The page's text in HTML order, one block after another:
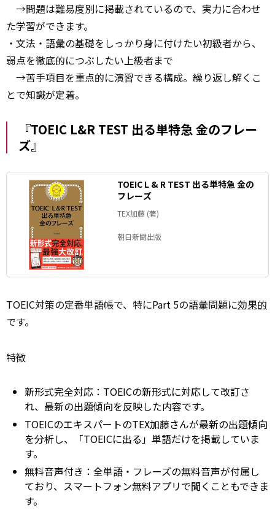
→問題は難易度別に掲載されているので、実力に合わせ
た学習ができます。
・文法・語彙の基礎をしっかり身に付けたい初級者から、
弱点を徹底的につぶしたい上級者まで
→苦手項目を重点的に演習できる構成。繰り返し解くこ
とで知識が定着。
『TOEIC L&R TEST 出る単特急 金のフレー
ズ』
TOEIC L & R TEST 出る単特急 金の
フレーズ
TEX加藤 (著)
朝日新聞出版
TOEIC対策の定番単語帳で、特にPart 5の語彙問題に効果的
です。
特徴
新形式完全対応：TOEICの新形式に対応して改訂さ
れ、最新の出題傾向を反映した内容です。
TOEICのエキスパートのTEX加藤さんが最新の出題傾向
を分析し、「TOEICに出る」単語だけを掲載していま
す。
無料音声付き：全単語・フレーズの無料音声が付属し
ており、スマートフォン無料アプリで聞くこともできま
す。